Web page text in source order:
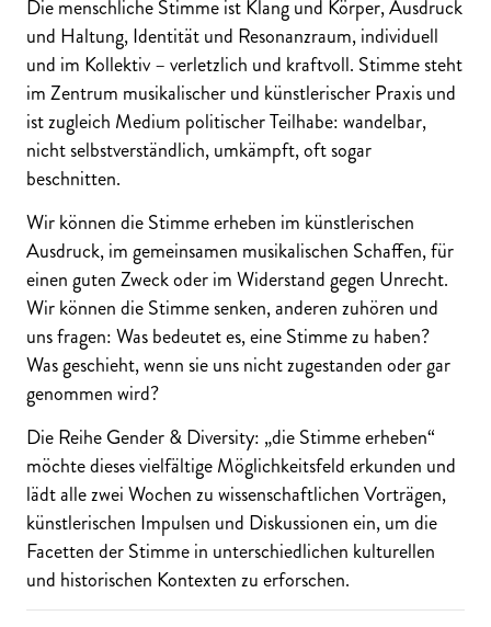
Die menschliche Stimme ist Klang und Körper, Ausdruck
und Haltung, Identität und Resonanzraum, individuell
und im Kollektiv – verletzlich und kraftvoll. Stimme steht
im Zentrum musikalischer und künstlerischer Praxis und
ist zugleich Medium politischer Teilhabe: wandelbar,
nicht selbstverständlich, umkämpft, oft sogar
beschnitten.
Wir können die Stimme erheben im künstlerischen
Ausdruck, im gemeinsamen musikalischen Schaffen, für
einen guten Zweck oder im Widerstand gegen Unrecht.
Wir können die Stimme senken, anderen zuhören und
uns fragen: Was bedeutet es, eine Stimme zu haben?
Was geschieht, wenn sie uns nicht zugestanden oder gar
genommen wird?
Die Reihe Gender & Diversity: „die Stimme erheben“
möchte dieses vielfältige Möglichkeitsfeld erkunden und
lädt alle zwei Wochen zu wissenschaftlichen Vorträgen,
künstlerischen Impulsen und Diskussionen ein, um die
Facetten der Stimme in unterschiedlichen kulturellen
und historischen Kontexten zu erforschen.